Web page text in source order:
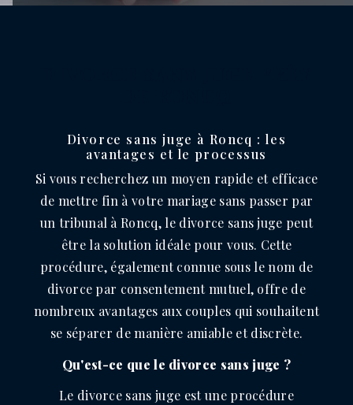
Divorce sans juge à Roncq : les
avantages et le processus
Si vous recherchez un moyen rapide et efficace
de mettre fin à votre mariage sans passer par
un tribunal à Roncq, le divorce sans juge peut
être la solution idéale pour vous. Cette
procédure, également connue sous le nom de
divorce par consentement mutuel, offre de
nombreux avantages aux couples qui souhaitent
se séparer de manière amiable et discrète.
Qu'est-ce que le divorce sans juge ?
Le divorce sans juge est une procédure